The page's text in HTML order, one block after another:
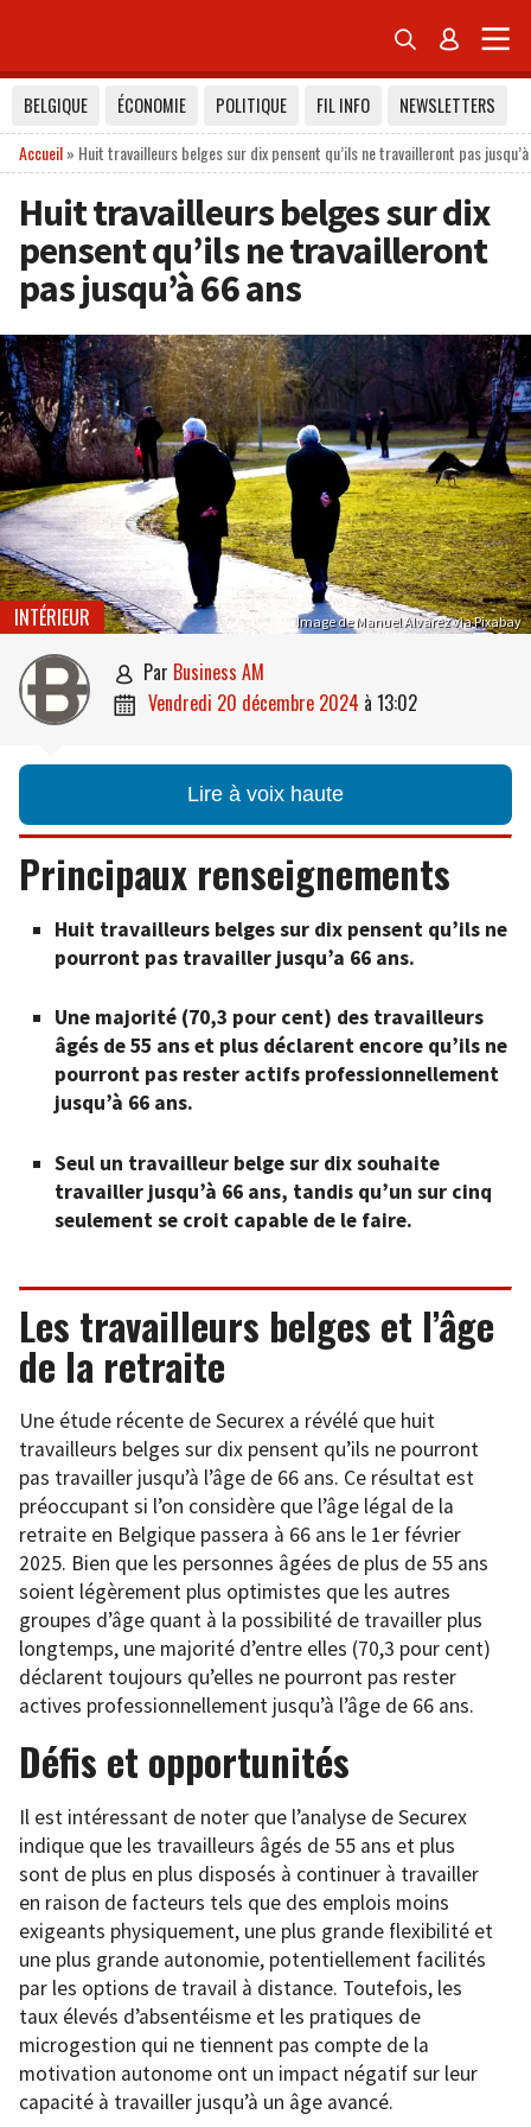
 
BELGIQUE ÉCONOMIE POLITIQUE FIL INFO
NEWSLETTERS
Accueil» Huit travailleurs belges sur dix pensent qu’ils ne travailleront pas
Huit travailleurs belges sur dix
pensent qu’ils ne travailleront
pas jusqu’à 66 ans
Image de Manuel Alvarez via Pixabay
INTÉRIEUR
 par Business AM
 vendredi 20 décembre 2024 à 13:02
Lire à voix haute
Principaux renseignements
Huit travailleurs belges sur dix pensent qu’ils ne
pourront pas travailler jusqu’a 66 ans.
Une majorité (70,3 pour cent) des travailleurs
âgés de 55 ans et plus déclarent encore qu’ils ne
pourront pas rester actifs professionnellement
jusqu’à 66 ans.
Seul un travailleur belge sur dix souhaite
travailler jusqu’à 66 ans, tandis qu’un sur cinq
seulement se croit capable de le faire.
Les travailleurs belges et l’âge
de la retraite
Une étude récente de Securex a révélé que huit
travailleurs belges sur dix pensent qu’ils ne pourront
pas travailler jusqu’à l’âge de 66 ans. Ce résultat est
préoccupant si l’on considère que l’âge légal de la
retraite en Belgique passera à 66 ans le 1er février
2025. Bien que les personnes âgées de plus de 55 ans
soient légèrement plus optimistes que les autres
groupes d’âge quant à la possibilité de travailler plus
longtemps, une majorité d’entre elles (70,3 pour cent)
déclarent toujours qu’elles ne pourront pas rester
actives professionnellement jusqu’à l’âge de 66 ans.
Défis et opportunités
Il est intéressant de noter que l’analyse de Securex
indique que les travailleurs âgés de 55 ans et plus
sont de plus en plus disposés à continuer à travailler
en raison de facteurs tels que des emplois moins
exigeants physiquement, une plus grande flexibilité et
une plus grande autonomie, potentiellement facilités
par les options de travail à distance. Toutefois, les
taux élevés d’absentéisme et les pratiques de
microgestion qui ne tiennent pas compte de la
motivation autonome ont un impact négatif sur leur
capacité à travailler jusqu’à un âge avancé.